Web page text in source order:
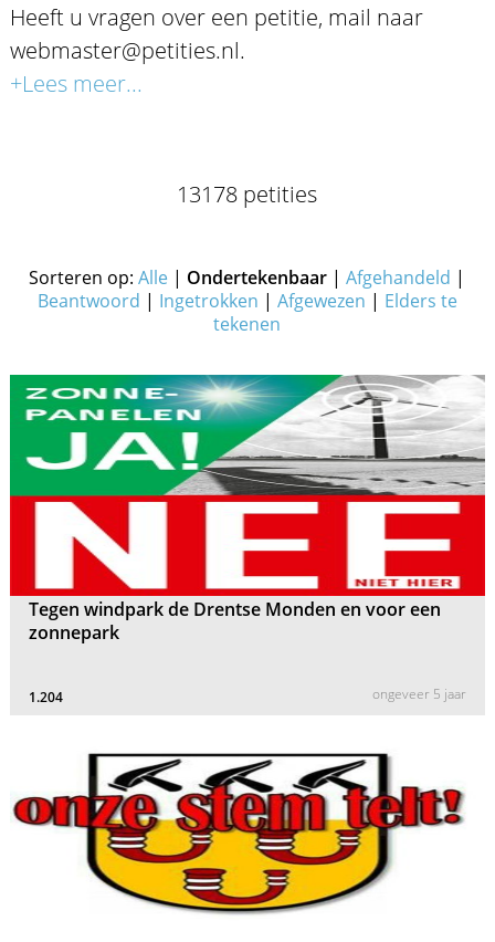
Heeft u vragen over een petitie, mail naar
webmaster@petities.nl.
+Lees meer...
13178 petities
Sorteren op:Alle | Ondertekenbaar |Afgehandeld |
Beantwoord | Ingetrokken | Afgewezen | Elders te
tekenen
Tegen windpark de Drentse Monden en voor een
zonnepark
1.204 ongeveer 5 jaar